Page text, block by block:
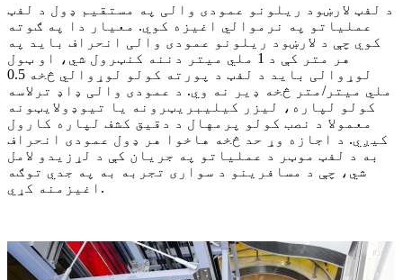
د لفټ لارښود ریلونو عمودی والی په مستقیم ډول د لفټ
عملیاتو په نرموالي اغیزه کوي. معیار دا په ګوته
کوي چې د لارښود ریلونو عمودی والی انحراف باید په
هر متر کې د 1 ملي میتر دننه کنټرول شي، او ټول
لوړوالی باید د لفټ د پورته کولو لوړوالي څخه 0.5
ملي میتر/متر څخه ډیر نه وي. د عمودی والی ډاډ ترلاسه
کولو لپاره، لیزر کیلیبریټرونه یا تیوډولایټونه
معمولا د نصب کولو پرمهال د دقیق کشف لپاره کارول
کیږي. د اجازه وړ حد څخه هاخوا هر ډول عمودی انحراف
به د لفټ موټر د عملیاتو په جریان کې د لړزیدو لامل
شي، چې د مسافرینو د سواری تجربه به په جدي توګه
اغیزمنه کړي.